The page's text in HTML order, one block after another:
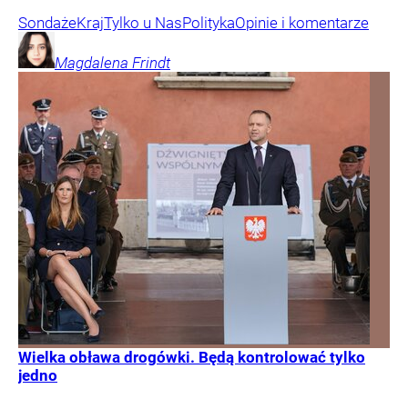
SondażeKrajTylko u NasPolitykaOpinie i komentarze
Magdalena Frindt
Wielka obława drogówki. Będą kontrolować tylko
jedno